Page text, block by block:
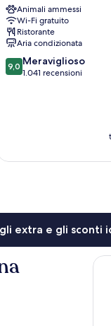
città
di
Southampton
Animali ammessi
Wi-Fi gratuito
Ristorante
Aria condizionata
9.0
su
9,0 Meraviglioso
1.041 recensioni
extra e gli sconti